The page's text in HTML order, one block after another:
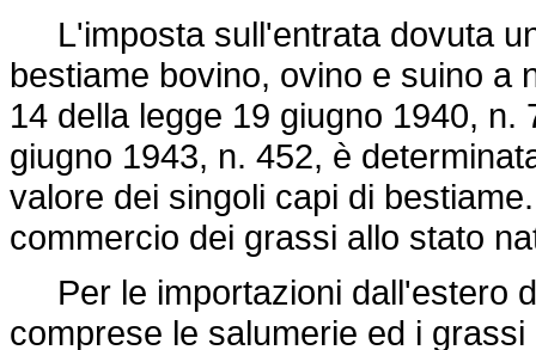
L'imposta sull'entrata dovuta
bestiame bovino, ovino e suino a
14 della legge 19 giugno 1940, n.
giugno 1943, n. 452, è
valore dei singoli capi di
commercio dei grassi allo stato
Per le importazioni dall'estero
comprese le salumerie ed i